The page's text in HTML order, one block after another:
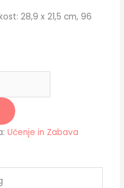
28,9 x 21,5 cm, 96
Učenje in Zabava